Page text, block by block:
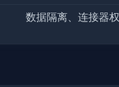
数据隔离、连接器